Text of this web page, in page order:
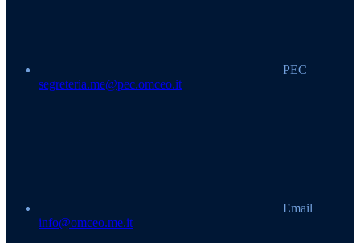
PEC
segreteria.me@pec.omceo.it
Email
info@omceo.me.it